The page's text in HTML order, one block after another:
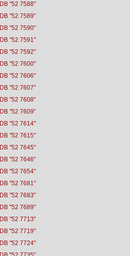
DB "52 7588"
DB "52 7589"
DB "52 7590"
DB "52 7591"
DB "52 7592"
DB "52 7600"
DB "52 7606"
DB "52 7607"
DB "52 7608"
DB "52 7609"
DB "52 7614"
DB "52 7615"
DB "52 7645"
DB "52 7646"
DB "52 7654"
DB "52 7681"
DB "52 7683"
DB "52 7689"
DB "52 7713"
DB "52 7719"
DB "52 7724"